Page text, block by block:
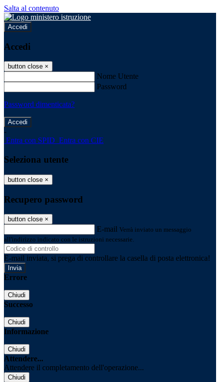
Salta al contenuto
Accedi
Accedi
button close ×
Nome Utente
Password
Password dimenticata?
-
Entra con SPID Entra con CIE
Seleziona utente
button close ×
Recupero password
button close ×
E-mail Verrà inviato un messaggio
all'indirizzo indicato con le istruzioni necessarie.
E-mail inviata, si prega di controllare la casella di posta elettronica!
Errore
Chiudi
Successo
Chiudi
Informazione
Chiudi
Attendere...
Attendere il completamento dell'operazione...
Chiudi